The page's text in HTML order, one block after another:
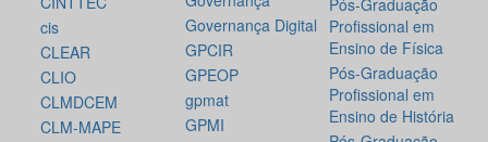
cis
CLEAR
CLIO
CLMDCEM
CLM-MAPE
Governança Digital
GPCIR
GPEOP
gpmat
GPMI
Pós-Graduação
Profissional em
Ensino de Física
Pós-Graduação
Profissional em
Ensino de História